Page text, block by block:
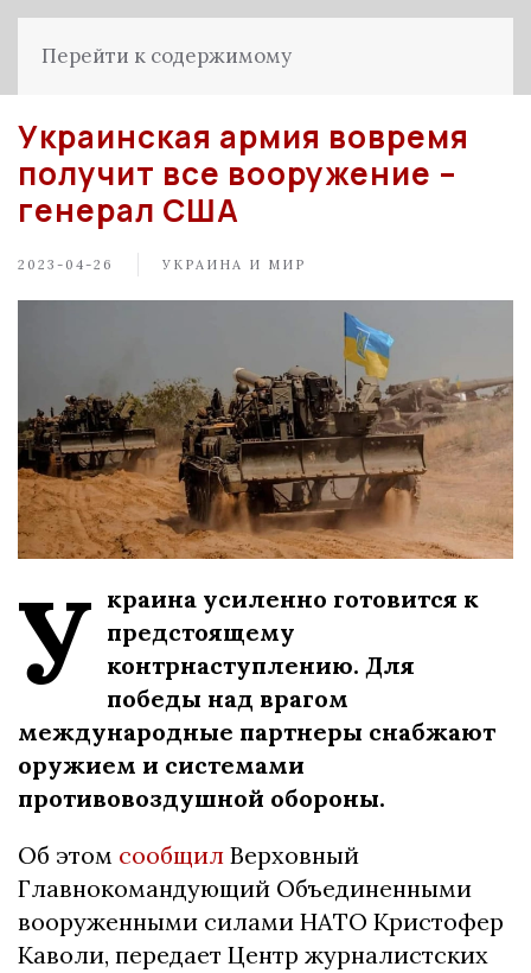
Перейти к содержимому
Украинская армия вовремя
получит все вооружение –
генерал США
2023-04-26 УКРАИНА И МИР
У краина усиленно готовится к
предстоящему
контрнаступлению. Для
победы над врагом
международные партнеры снабжают
оружием и системами
противовоздушной обороны.
Об этом сообщил Верховный
Главнокомандующий Объединенными
вооруженными силами НАТО Кристофер
Каволи, передает Центр журналистских